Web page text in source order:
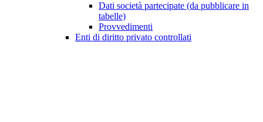
Dati società partecipate (da pubblicare in
tabelle)
Provvedimenti
Enti di diritto privato controllati